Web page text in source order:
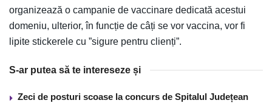
organizează o campanie de vaccinare dedicată acestui
domeniu, ulterior, în funcție de câți se vor vaccina, vor fi
lipite stickerele cu ”sigure pentru clienți”.
S-ar putea să te intereseze și
Zeci de posturi scoase la concurs de Spitalul Județean